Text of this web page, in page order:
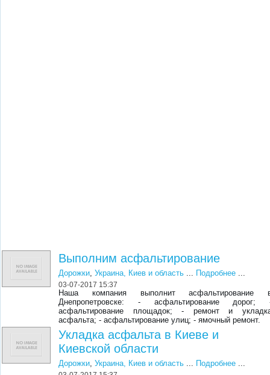
Выполним асфальтирование
Дорожки,Украина, Киев и область ... Подробнее ...
03-07-2017 15:37
Наша компания выполнит асфальтирование
Днепропетровске: - асфальтирование дорог;
асфальтирование площадок; - ремонт и
асфальта; - асфальтирование улиц; - ямочный ремонт.
Укладка асфальта в Киеве и
Киевской области
Дорожки,Украина, Киев и область ... Подробнее ...